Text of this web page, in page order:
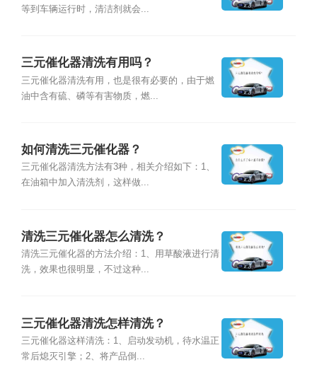
等到车辆运行时，清洁剂就会...
三元催化器清洗有用吗？
三元催化器清洗有用，也是很有必要的，由于燃
油中含有硫、磷等有害物质，燃...
如何清洗三元催化器？
三元催化器清洗方法有3种，相关介绍如下：1、
在油箱中加入清洗剂，这样做...
清洗三元催化器怎么清洗？
清洗三元催化器的方法介绍：1、用草酸液进行清
洗，效果也很明显，不过这种...
三元催化器清洗怎样清洗？
三元催化器这样清洗：1、启动发动机，待水温正
常后熄灭引擎；2、将产品倒...